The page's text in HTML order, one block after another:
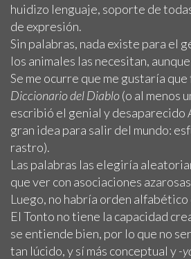
huidizo lenguaje, soporte de
de expresión.
Sin palabras, nada existe para el
los animales las necesitan,
Se me ocurre que me gustaría
Diccionario del Diablo(o al menos
escribió el genial y desaparecido
gran idea para salir del mundo:
rastro).
Las palabras las elegiría
que ver con asociaciones
Luego, no habría orden
El Tonto no tiene la capacidad
se entiende bien, por lo que no
tan lúcido, y sí más conceptual y-